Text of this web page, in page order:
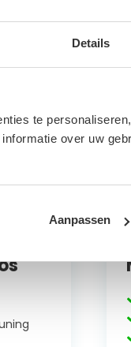
Details
te
over uw
Aanpassen